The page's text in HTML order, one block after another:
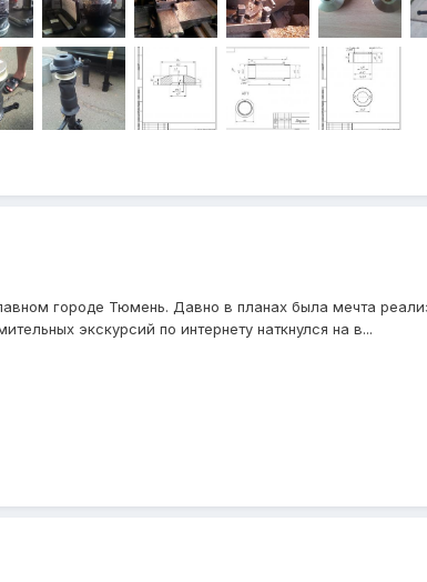
городе Тюмень. Давно в планах была мечта
экскурсий по интернету наткнулся на в...